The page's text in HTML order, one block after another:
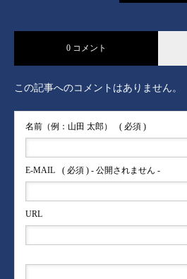
0 コメント
この記事へのコメントはありません。
名前（例：山田 太郎） ( 必須 )
E-MAIL ( 必須 ) - 公開されません -
URL